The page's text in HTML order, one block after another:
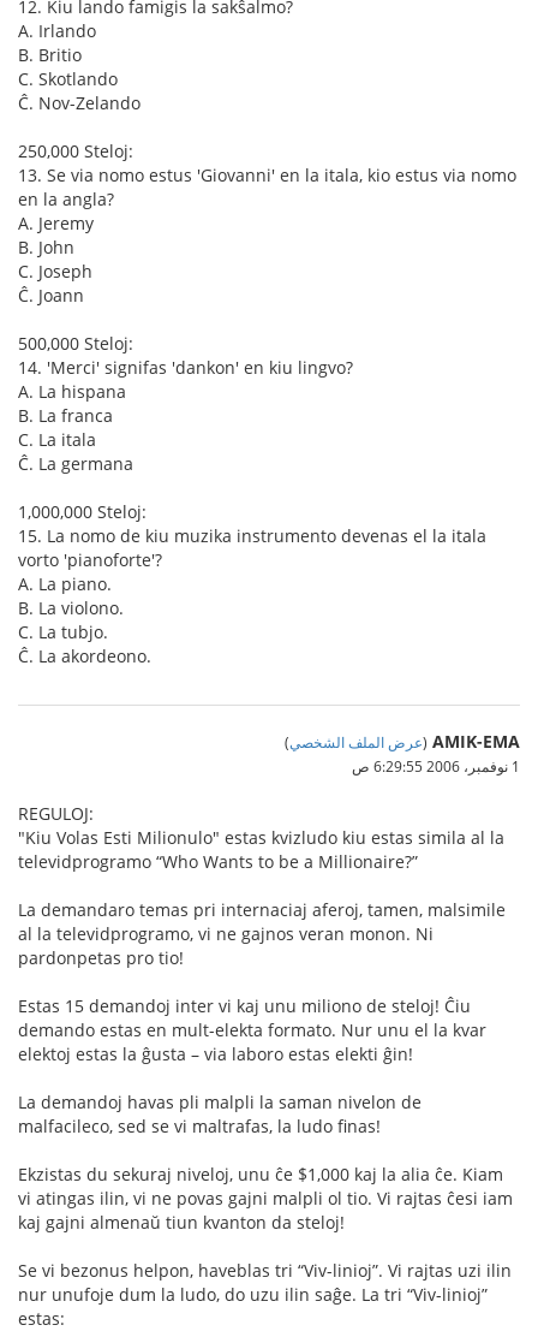
12. Kiu lando famigis la sakŝalmo?
A. Irlando
B. Britio
C. Skotlando
Ĉ. Nov-Zelando
250,000 Steloj:
13. Se via nomo estus 'Giovanni' en la itala, kio estus via nomo
en la angla?
A. Jeremy
B. John
C. Joseph
Ĉ. Joann
500,000 Steloj:
14. 'Merci' signifas 'dankon' en kiu lingvo?
A. La hispana
B. La franca
C. La itala
Ĉ. La germana
1,000,000 Steloj:
15. La nomo de kiu muzika instrumento devenas el la itala
vorto 'pianoforte'?
A. La piano.
B. La violono.
C. La tubjo.
Ĉ. La akordeono.
AMIK-EMA
(عرض الملف الشخصي)
1 نوفمبر، 2006 6:29:55 ص
REGULOJ:
"Kiu Volas Esti Milionulo" estas kvizludo kiu estas simila al la
televidprogramo “Who Wants to be a Millionaire?”
La demandaro temas pri internaciaj aferoj, tamen, malsimile
al la televidprogramo, vi ne gajnos veran monon. Ni
pardonpetas pro tio!
Estas 15 demandoj inter vi kaj unu miliono de steloj! Ĉiu
demando estas en mult-elekta formato. Nur unu el la kvar
elektoj estas la ĝusta – via laboro estas elekti ĝin!
La demandoj havas pli malpli la saman nivelon de
malfacileco, sed se vi maltrafas, la ludo finas!
Ekzistas du sekuraj niveloj, unu ĉe $1,000 kaj la alia ĉe. Kiam
vi atingas ilin, vi ne povas gajni malpli ol tio. Vi rajtas ĉesi iam
kaj gajni almenaŭ tiun kvanton da steloj!
Se vi bezonus helpon, haveblas tri “Viv-linioj”. Vi rajtas uzi ilin
nur unufoje dum la ludo, do uzu ilin saĝe. La tri “Viv-linioj”
estas: